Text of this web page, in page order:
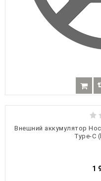
Внешний аккумулятор
Type-C
1